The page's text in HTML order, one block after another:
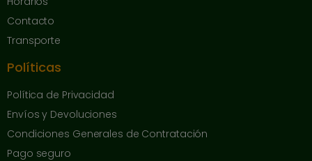
Contacto
Transporte
Políticas
Política de Privacidad
Envíos y Devoluciones
Condiciones Generales de Contratación
Pago seguro